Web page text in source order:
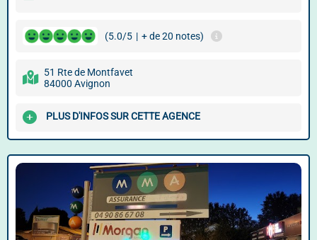
(5.0/5 | + de 20 notes)
51 Rte de Montfavet
84000 Avignon
PLUS D'INFOS SUR CETTE AGENCE